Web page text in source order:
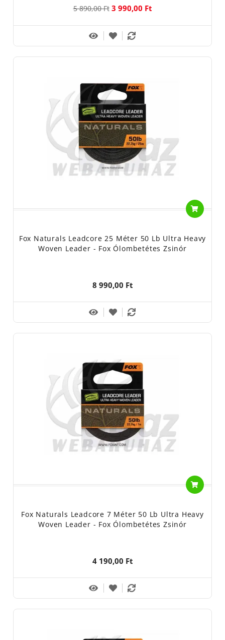
5 890,00 Ft 3 990,00 Ft
Fox Naturals Leadcore 25 Méter 50 Lb Ultra Heavy
Woven Leader - Fox Ólombetétes Zsinór
8 990,00 Ft
Fox Naturals Leadcore 7 Méter 50 Lb Ultra Heavy
Woven Leader - Fox Ólombetétes Zsinór
4 190,00 Ft